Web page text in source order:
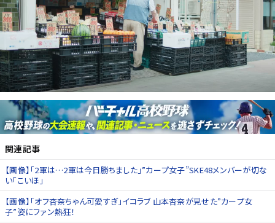
関連記事
【画像】「2軍は…2軍は今日勝ちました」”カープ女子”SKE48メンバーが切な
い「こいほ」
【画像】「オフ杏奈ちゃん可愛すぎ」イコラブ 山本杏奈が見せた”カープ女
子”姿にファン熱狂！